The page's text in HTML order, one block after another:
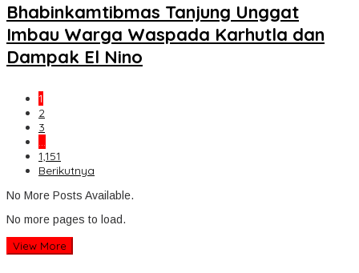
Bhabinkamtibmas Tanjung Unggat
Imbau Warga Waspada Karhutla dan
Dampak El Nino
1
2
3
…
1,151
Berikutnya
No More Posts Available.
No more pages to load.
View More